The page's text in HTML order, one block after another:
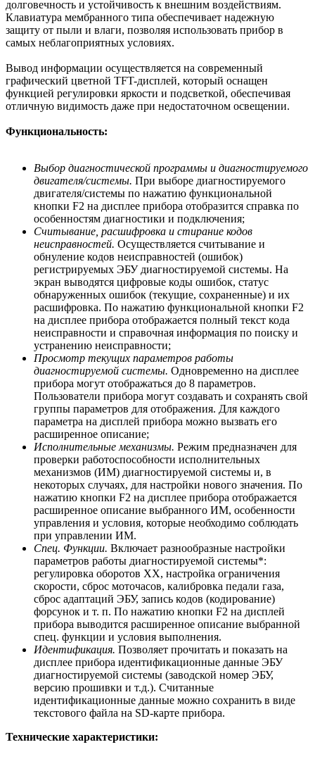
долговечность и устойчивость к внешним воздействиям.
Клавиатура мембранного типа обеспечивает надежную
защиту от пыли и влаги, позволяя использовать прибор в
самых неблагоприятных условиях.
Вывод информации осуществляется на современный
графический цветной TFT-дисплей, который оснащен
функцией регулировки яркости и подсветкой, обеспечивая
отличную видимость даже при недостаточном освещении.
Функциональность:
Выбор диагностической программы и диагностируемого
двигателя/системы. При выборе диагностируемого
двигателя/системы по нажатию функциональной
кнопки F2 на дисплее прибора отобразится справка по
особенностям диагностики и подключения;
Считывание, расшифровка и стирание кодов
неисправностей. Осуществляется считывание и
обнуление кодов неисправностей (ошибок)
регистрируемых ЭБУ диагностируемой системы. На
экран выводятся цифровые коды ошибок, статус
обнаруженных ошибок (текущие, сохраненные) и их
расшифровка. По нажатию функциональной кнопки F2
на дисплее прибора отображается полный текст кода
неисправности и справочная информация по поиску и
устранению неисправности;
Просмотр текущих параметров работы
диагностируемой системы. Одновременно на дисплее
прибора могут отображаться до 8 параметров.
Пользователи прибора могут создавать и сохранять свой
группы параметров для отображения. Для каждого
параметра на дисплей прибора можно вызвать его
расширенное описание;
Исполнительные механизмы. Режим предназначен для
проверки работоспособности исполнительных
механизмов (ИМ) диагностируемой системы и, в
некоторых случаях, для настройки нового значения. По
нажатию кнопки F2 на дисплее прибора отображается
расширенное описание выбранного ИМ, особенности
управления и условия, которые необходимо соблюдать
при управлении ИМ.
Спец. Функции. Включает разнообразные настройки
параметров работы диагностируемой системы*:
регулировка оборотов ХХ, настройка ограничения
скорости, сброс моточасов, калибровка педали газа,
сброс адаптаций ЭБУ, запись кодов (кодирование)
форсунок и т. п. По нажатию кнопки F2 на дисплей
прибора выводится расширенное описание выбранной
спец. функции и условия выполнения.
Идентификация. Позволяет прочитать и показать на
дисплее прибора идентификационные данные ЭБУ
диагностируемой системы (заводской номер ЭБУ,
версию прошивки и т.д.). Считанные
идентификационные данные можно сохранить в виде
текстового файла на SD-карте прибора.
Технические характеристики: